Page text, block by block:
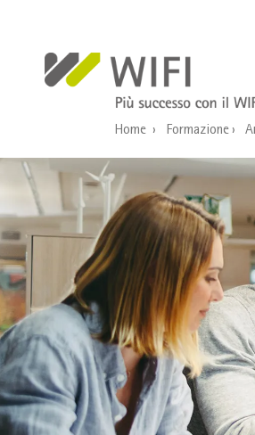
Home Formazione